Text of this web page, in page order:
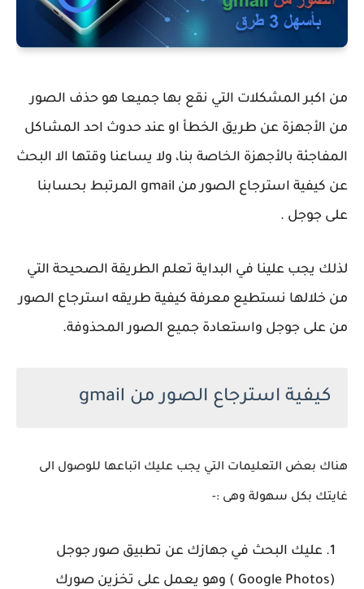
من اكبر المشكلات التي نقع بها جميعا هو حذف الصور
من الأجهزة عن طريق الخطأ او عند حدوث احد المشاكل
المفاجئة بالأجهزة الخاصة بنا، ولا يساعنا وقتها الا البحث
عن كيفية استرجاع الصور من gmail المرتبط بحسابنا
على جوجل .
لذلك يجب علينا في البداية تعلم الطريقة الصحيحة التي
من خلالها نستطيع معرفة كيفية طريقه استرجاع الصور
من على جوجل واستعادة جميع الصور المحذوفة.
كيفية استرجاع الصور من gmail
هناك بعض التعليمات التي يجب عليك اتباعها للوصول الى
غايتك بكل سهولة وهى :-
عليك البحث في جهازك عن تطبيق صور جوجل
(Google Photos ) وهو يعمل على تخزين صورك